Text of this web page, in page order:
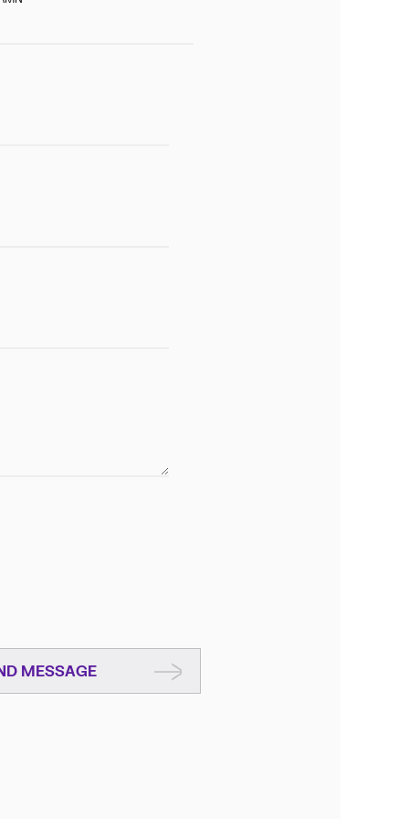
MESSAGE